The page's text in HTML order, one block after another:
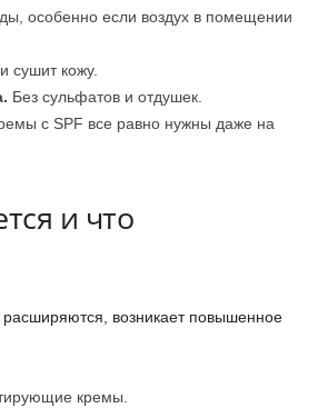
особенно если воздух в помещении
сушит кожу.
Без сульфатов и отдушек.
с SPF все равно нужны даже на
и что
возникает повышенное
кремы.